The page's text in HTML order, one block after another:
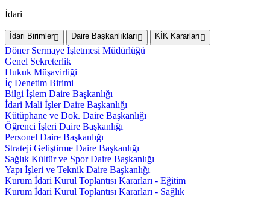
İdari
İdari Birimler Daire Başkanlıkları KİK Kararları
Döner Sermaye İşletmesi Müdürlüğü
Genel Sekreterlik
Hukuk Müşavirliği
İç Denetim Birimi
Bilgi İşlem Daire Başkanlığı
İdari Mali İşler Daire Başkanlığı
Kütüphane ve Dok. Daire Başkanlığı
Öğrenci İşleri Daire Başkanlığı
Personel Daire Başkanlığı
Strateji Geliştirme Daire Başkanlığı
Sağlık Kültür ve Spor Daire Başkanlığı
Yapı İşleri ve Teknik Daire Başkanlığı
Kurum İdari Kurul Toplantısı Kararları - Eğitim
Kurum İdari Kurul Toplantısı Kararları - Sağlık